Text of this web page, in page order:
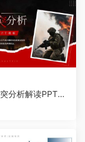
分析解读PPT模